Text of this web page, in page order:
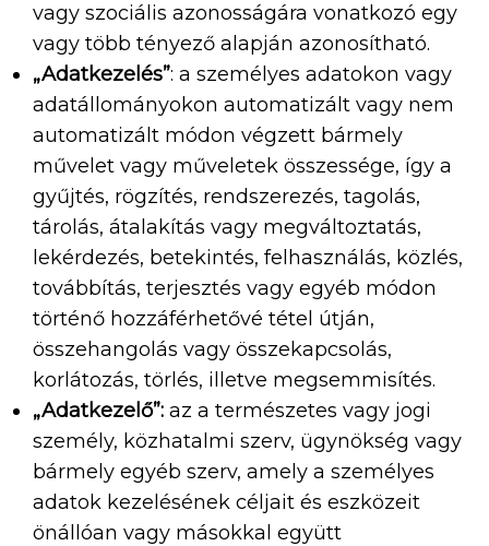
vagy szociális azonosságára vonatkozó egy
vagy több tényező alapján azonosítható.
„Adatkezelés”: a személyes adatokon vagy
adatállományokon automatizált vagy nem
automatizált módon végzett bármely
művelet vagy műveletek összessége, így a
gyűjtés, rögzítés, rendszerezés, tagolás,
tárolás, átalakítás vagy megváltoztatás,
lekérdezés, betekintés, felhasználás, közlés,
továbbítás, terjesztés vagy egyéb módon
történő hozzáférhetővé tétel útján,
összehangolás vagy összekapcsolás,
korlátozás, törlés, illetve megsemmisítés.
„Adatkezelő”: az a természetes vagy jogi
személy, közhatalmi szerv, ügynökség vagy
bármely egyéb szerv, amely a személyes
adatok kezelésének céljait és eszközeit
önállóan vagy másokkal együtt